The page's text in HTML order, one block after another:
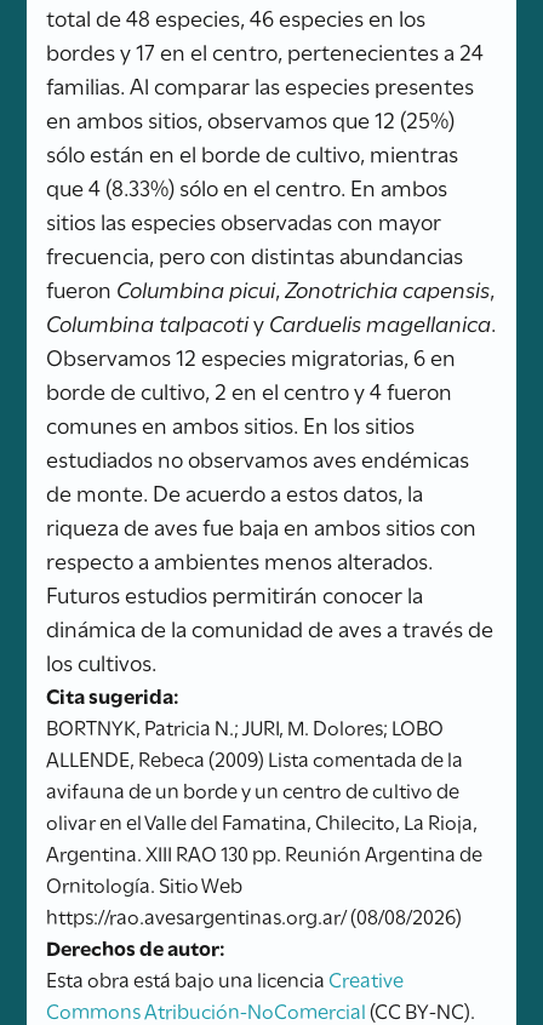
total de 48 especies, 46 especies en los
bordes y 17 en el centro, pertenecientes a 24
familias. Al comparar las especies presentes
en ambos sitios, observamos que 12 (25%)
sólo están en el borde de cultivo, mientras
que 4 (8.33%) sólo en el centro. En ambos
sitios las especies observadas con mayor
frecuencia, pero con distintas abundancias
fueron Columbina picui,Zonotrichia capensis,
Columbina talpacotiyCarduelis magellanica.
Observamos 12 especies migratorias, 6 en
borde de cultivo, 2 en el centro y 4 fueron
comunes en ambos sitios. En los sitios
estudiados no observamos aves endémicas
de monte. De acuerdo a estos datos, la
riqueza de aves fue baja en ambos sitios con
respecto a ambientes menos alterados.
Futuros estudios permitirán conocer la
dinámica de la comunidad de aves a través de
los cultivos.
Cita sugerida:
BORTNYK, Patricia N.; JURI, M. Dolores; LOBO
ALLENDE, Rebeca (2009) Lista comentada de la
avifauna de un borde y un centro de cultivo de
olivar en el Valle del Famatina, Chilecito, La Rioja,
Argentina. XIII RAO 130 pp. Reunión Argentina de
Ornitología. Sitio Web
https://rao.avesargentinas.org.ar/ (08/08/2026)
Derechos de autor:
Esta obra está bajo una licencia Creative
Commons Atribución-NoComercial(CC BY-NC).